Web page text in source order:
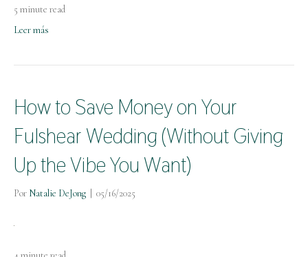
5 minute read
Leer más
How to Save Money on Your
Fulshear Wedding (Without Giving
Up the Vibe You Want)
Por Natalie DeJong 05/16/2025